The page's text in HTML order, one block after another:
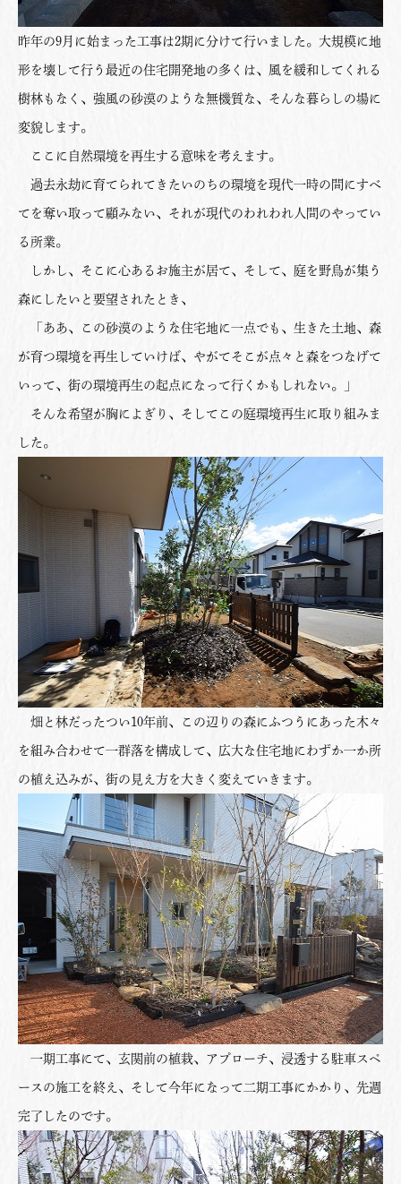
昨年の9月に始まった工事は2期に分けて行いました。大規模に地
形を壊して行う最近の住宅開発地の多くは、風を緩和してくれる
樹林もなく、強風の砂漠のような無機質な、そんな暮らしの場に
変貌します。
ここに自然環境を再生する意味を考えます。
過去永劫に育てられてきたいのちの環境を現代一時の間にすべ
てを奪い取って顧みない、それが現代のわれわれ人間のやってい
る所業。
しかし、そこに心あるお施主が居て、そして、庭を野鳥が集う
森にしたいと要望されたとき、
「ああ、この砂漠のような住宅地に一点でも、生きた土地、森
が育つ環境を再生していけば、やがてそこが点々と森をつなげて
いって、街の環境再生の起点になって行くかもしれない。」
そんな希望が胸によぎり、そしてこの庭環境再生に取り組みま
した。
畑と林だったつい10年前、この辺りの森にふつうにあった木々
を組み合わせて一群落を構成して、広大な住宅地にわずか一か所
の植え込みが、街の見え方を大きく変えていきます。
一期工事にて、玄関前の植栽、アプローチ、浸透する駐車スペ
ースの施工を終え、そして今年になって二期工事にかかり、先週
完了したのです。